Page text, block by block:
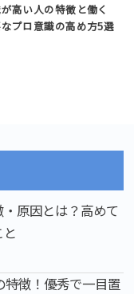
高い人の特徴と働く
プロ意識の高め方5選
原因とは？高めて
と
特徴！優秀で一目置